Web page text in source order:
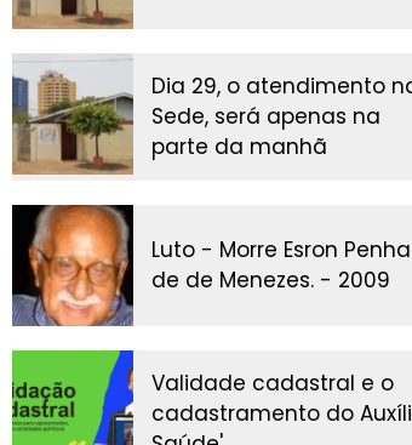
Dia 29, o atendimento
Sede, será apenas na
parte da manhã
Luto - Morre Esron Penha
de de Menezes. - 2009
Validade cadastral e o
cadastramento do